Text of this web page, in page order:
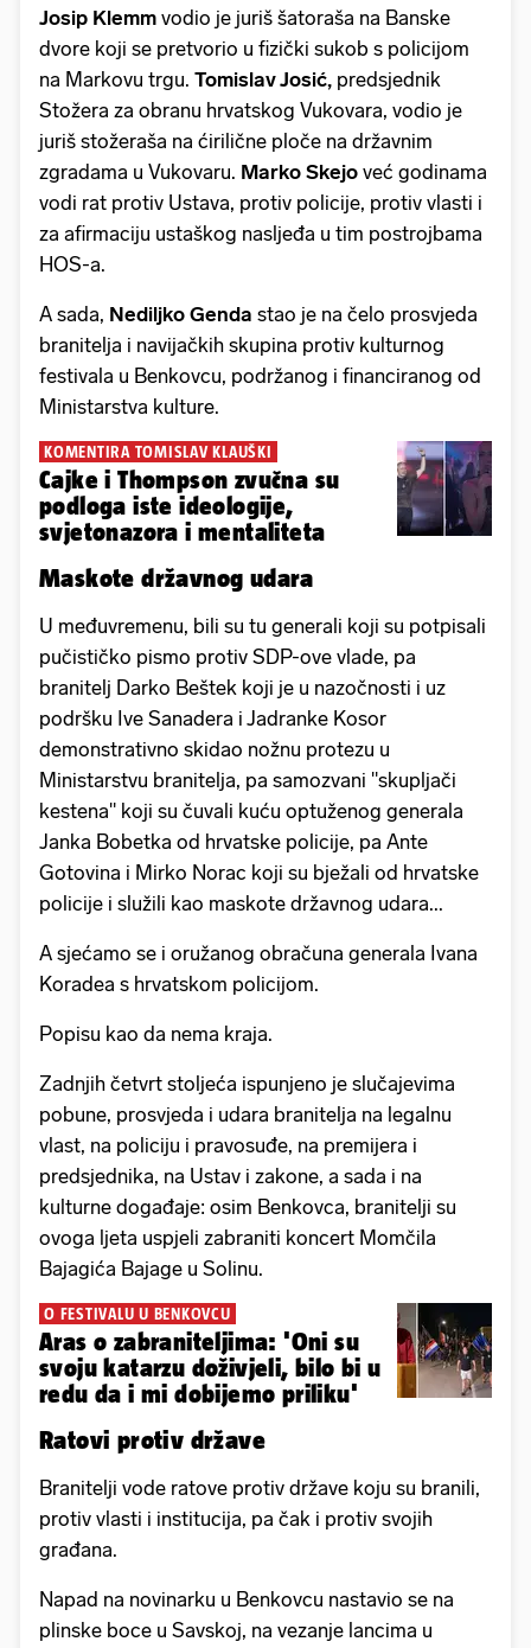
Josip Klemm vodio je juriš šatoraša na Banske
dvore koji se pretvorio u fizički sukob s policijom
na Markovu trgu. Tomislav Josić, predsjednik
Stožera za obranu hrvatskog Vukovara, vodio je
juriš stožeraša na ćirilične ploče na državnim
zgradama u Vukovaru. Marko Skejo već godinama
vodi rat protiv Ustava, protiv policije, protiv vlasti i
za afirmaciju ustaškog nasljeđa u tim postrojbama
HOS-a.
A sada, Nediljko Genda stao je na čelo prosvjeda
branitelja i navijačkih skupina protiv kulturnog
festivala u Benkovcu, podržanog i financiranog od
Ministarstva kulture.
KOMENTIRA TOMISLAV KLAUŠKI
Cajke i Thompson zvučna su
podloga iste ideologije,
svjetonazora i mentaliteta
Maskote državnog udara
U međuvremenu, bili su tu generali koji su potpisali
pučističko pismo protiv SDP-ove vlade, pa
branitelj Darko Beštek koji je u nazočnosti i uz
podršku Ive Sanadera i Jadranke Kosor
demonstrativno skidao nožnu protezu u
Ministarstvu branitelja, pa samozvani "skupljači
kestena" koji su čuvali kuću optuženog generala
Janka Bobetka od hrvatske policije, pa Ante
Gotovina i Mirko Norac koji su bježali od hrvatske
policije i služili kao maskote državnog udara...
A sjećamo se i oružanog obračuna generala Ivana
Koradea s hrvatskom policijom.
Popisu kao da nema kraja.
Zadnjih četvrt stoljeća ispunjeno je slučajevima
pobune, prosvjeda i udara branitelja na legalnu
vlast, na policiju i pravosuđe, na premijera i
predsjednika, na Ustav i zakone, a sada i na
kulturne događaje: osim Benkovca, branitelji su
ovoga ljeta uspjeli zabraniti koncert Momčila
Bajagića Bajage u Solinu.
O FESTIVALU U BENKOVCU
Aras o zabraniteljima: 'Oni su
svoju katarzu doživjeli, bilo bi u
redu da i mi dobijemo priliku'
Ratovi protiv države
Branitelji vode ratove protiv države koju su branili,
protiv vlasti i institucija, pa čak i protiv svojih
građana.
Napad na novinarku u Benkovcu nastavio se na
plinske boce u Savskoj, na vezanje lancima u